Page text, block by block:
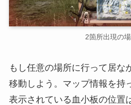
2箇所出現の
もし任意の場所に行って居な
移動しよう。マップ情報を持
表示されている血小板の位置